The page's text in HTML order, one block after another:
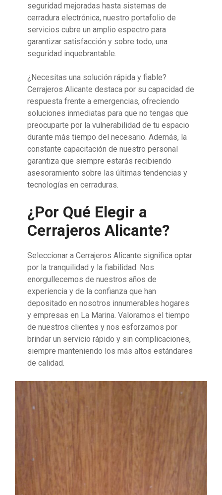
seguridad mejoradas hasta sistemas de
cerradura electrónica, nuestro portafolio de
servicios cubre un amplio espectro para
garantizar satisfacción y sobre todo, una
seguridad inquebrantable.
¿Necesitas una solución rápida y fiable?
Cerrajeros Alicante destaca por su capacidad de
respuesta frente a emergencias, ofreciendo
soluciones inmediatas para que no tengas que
preocuparte por la vulnerabilidad de tu espacio
durante más tiempo del necesario. Además, la
constante capacitación de nuestro personal
garantiza que siempre estarás recibiendo
asesoramiento sobre las últimas tendencias y
tecnologías en cerraduras.
¿Por Qué Elegir a
Cerrajeros Alicante?
Seleccionar a Cerrajeros Alicante significa optar
por la tranquilidad y la fiabilidad. Nos
enorgullecemos de nuestros años de
experiencia y de la confianza que han
depositado en nosotros innumerables hogares
y empresas en La Marina. Valoramos el tiempo
de nuestros clientes y nos esforzamos por
brindar un servicio rápido y sin complicaciones,
siempre manteniendo los más altos estándares
de calidad.